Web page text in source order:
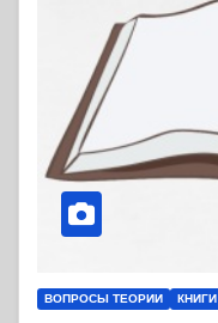
ВОПРОСЫ ТЕОРИИ КНИГИ